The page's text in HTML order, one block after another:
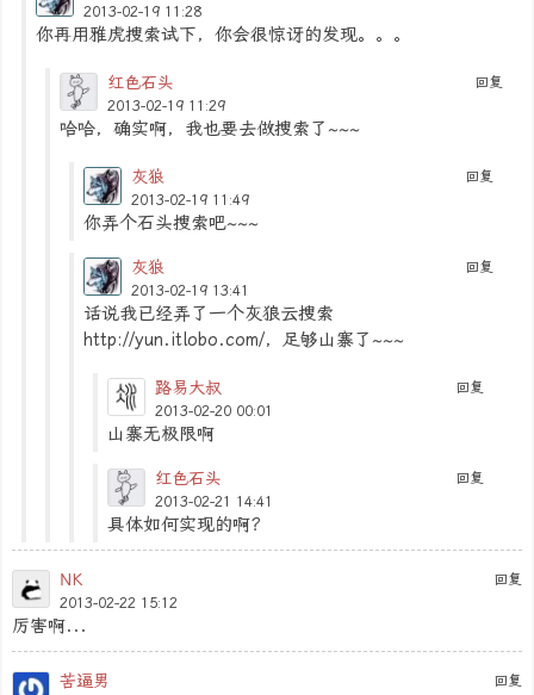
2013-02-19 11:28
你再用雅虎搜索试下，你会很惊讶的发现。。。
回复
红色石头
2013-02-19 11:29
哈哈，确实啊，我也要去做搜索了~~~
回复
灰狼
2013-02-19 11:49
你弄个石头搜索吧~~~
回复
灰狼
2013-02-19 13:41
话说我已经弄了一个灰狼云搜索
http://yun.itlobo.com/，足够山寨了~~~
回复
路易大叔
2013-02-20 00:01
山寨无极限啊
回复
红色石头
2013-02-21 14:41
具体如何实现的啊？
回复
NK
2013-02-22 15:12
厉害啊...
回复
苦逼男